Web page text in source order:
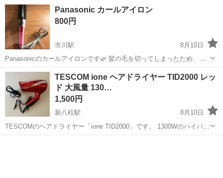
Panasonic カールアイロン
800円
市川駅
8月10日
Panasonicのカールアイロンです🌿 髪の毛を切ってしまったため、出
品いたします。 ゆる巻髪が可愛く仕上がります！ 使用頻度は少なかっ
たので、美品で動作問題ありません。 中古品にご理解のある方のみ、
お取り引きをお願いい...
千葉 市川市
TESCOM ione ヘアドライヤー TID2000 レッ
ド 大風量 130…
1,500円
新八柱駅
8月10日
TESCOMのヘアドライヤー「ione TID2000」です。 1300Wのハイパワ
ーで大風量のため、素早く髪を乾かすことができます。 動作確認済み